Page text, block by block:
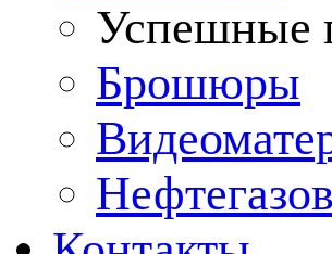
Успешные
Брошюры